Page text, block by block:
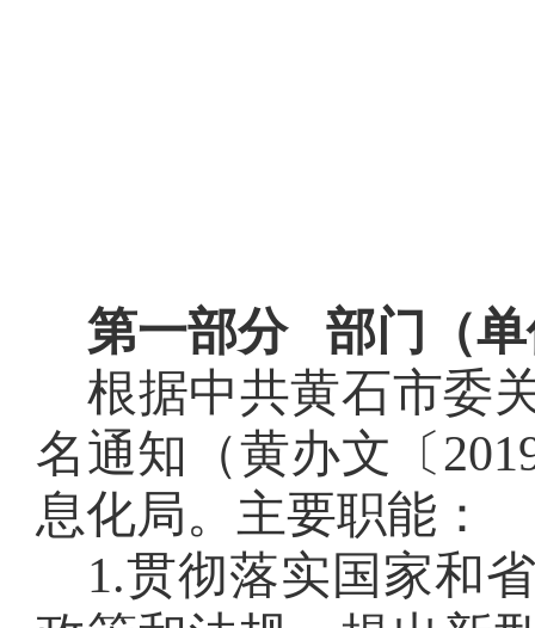
第一部分 部门（单
根据中共黄石市委
名通知（黄办文〔
息化局。主要职能：
1.贯彻落实国家和